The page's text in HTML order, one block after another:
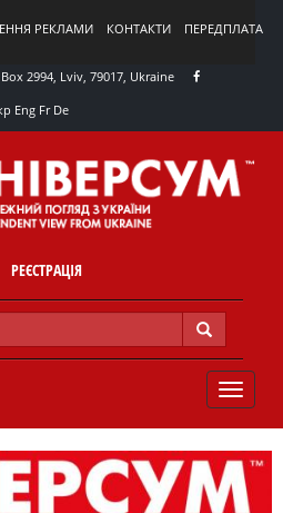
РЕКЛАМИ КОНТАКТИ ПЕРЕДПЛАТА
2994, Lviv, 79017, Ukraine
Eng Fr De
РЕЄСТРАЦІЯ
TOGGLE